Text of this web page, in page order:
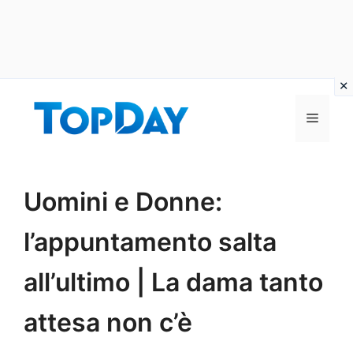
Menu
Uomini e Donne:
l’appuntamento salta
all’ultimo | La dama tanto
attesa non c’è